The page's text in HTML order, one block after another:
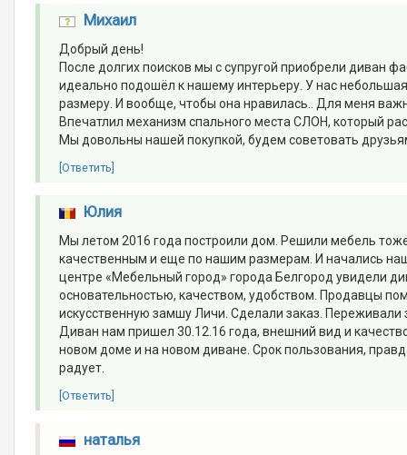
Михаил
Добрый день!
После долгих поисков мы с супругой приобрели диван
идеально подошёл к нашему интерьеру. У нас
размеру. И вообще, чтобы она нравилась.. Для меня
Впечатлил механизм спального места СЛОН, который
Мы довольны нашей покупкой, будем советовать
[Ответить]
Юлия
Мы летом 2016 года построили дом. Решили мебель
качественным и еще по нашим размерам. И начались
центре «Мебельный город» города Белгород увидели
основательностью, качеством, удобством. Продавцы
искусственную замшу Личи. Сделали заказ. Переживали
Диван нам пришел 30.12.16 года, внешний вид и
новом доме и на новом диване. Срок пользования,
радует.
[Ответить]
наталья